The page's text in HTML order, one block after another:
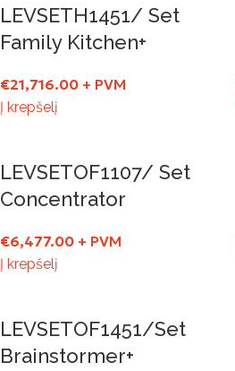
LEVSETH1451/ Set
Family Kitchen+
€21,716.00 + PVM
Į krepšelį
LEVSETOF1107/ Set
Concentrator
€6,477.00 + PVM
Į krepšelį
LEVSETOF1451/Set
Brainstormer+